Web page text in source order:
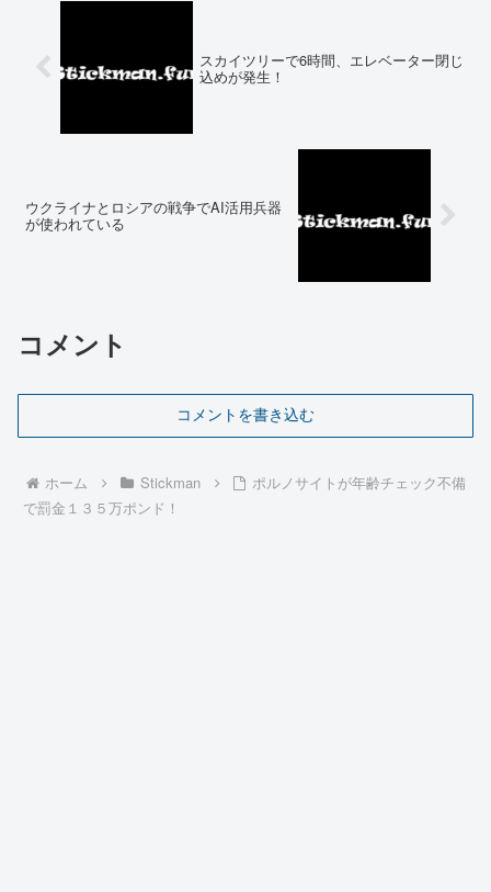
スカイツリーで6時間、エレベーター閉じ
込めが発生！
ウクライナとロシアの戦争でAI活用兵器
が使われている
コメント
コメントを書き込む
ホーム Stickman
ポルノサイトが年齢チェック不備
で罰金１３５万ポンド！